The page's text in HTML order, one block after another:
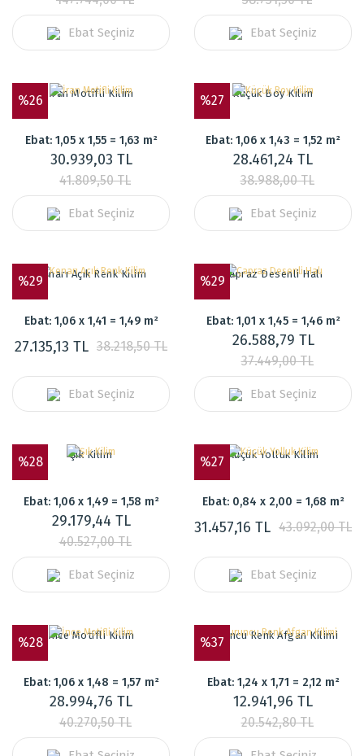
Ebat Seçiniz Ebat Seçiniz
%26 İran Motifli Kilim
Ebat: 1,05 x 1,55 = 1,63 m²
30.939,03 TL
41.809,50 TL
Ebat Seçiniz
%27 Küçük Boy Kilim
Ebat: 1,06 x 1,43 = 1,52 m²
28.461,24 TL
38.988,00 TL
Ebat Seçiniz
%29Kenarı Açık Renk Kilim
Ebat: 1,06 x 1,41 = 1,49 m²
27.135,13 TL 38.218,50 TL
Ebat Seçiniz
%29Çapraz Desenli Halı
Ebat: 1,01 x 1,45 = 1,46 m²
26.588,79 TL
37.449,00 TL
Ebat Seçiniz
%28 Şık Kilim
Ebat: 1,06 x 1,49 = 1,58 m²
29.179,44 TL
40.527,00 TL
Ebat Seçiniz
%27 Küçük Yolluk Kilim
Ebat: 0,84 x 2,00 = 1,68 m²
31.457,16 TL 43.092,00 TL
Ebat Seçiniz
%28 İnce Motifli Kilim
Ebat: 1,06 x 1,48 = 1,57 m²
28.994,76 TL
40.270,50 TL
%37
Turuncu Renk Afgan Kilimi
Ebat: 1,24 x 1,71 = 2,12 m²
12.941,96 TL
20.542,80 TL